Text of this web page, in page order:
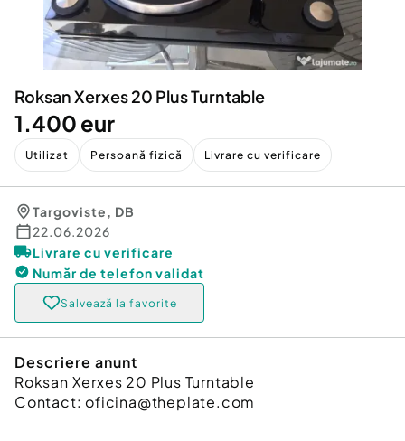
Servicii
Animale de companie
Afaceri și echipamente profesionale
Inchiriere Bunuri si Vehicule
Utilaje agricole si industriale
Piese auto si accesorii
Dacia Duster
Roksan Xerxes 20 Plus Turntable
1.400 eur
Utilizat Persoană fizică Livrare cu verificare
Targoviste, DB
22.06.2026
Livrare cu verificare
Număr de telefon validat
Salvează la favorite
Descriere anunt
Roksan Xerxes 20 Plus Turntable
Contact: oficina@theplate.com